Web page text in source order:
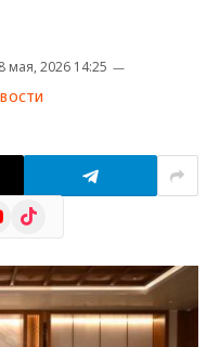
мая, 2026 14:25
TikTok